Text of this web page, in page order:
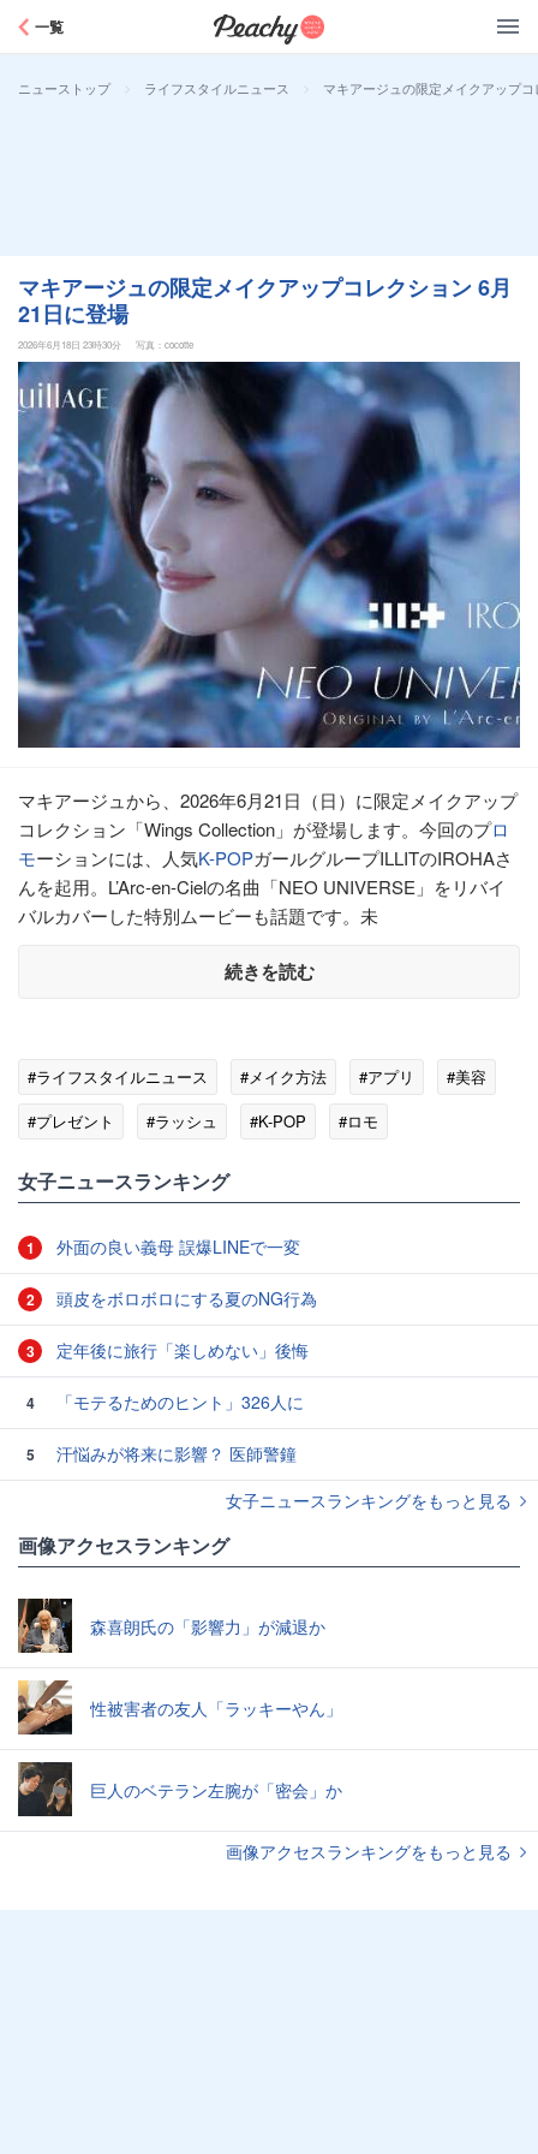
一覧
ニューストップ > ライフスタイルニュース > マキアージュの限定メイクアップ
マキアージュの限定メイクアップコレクション 6月
21日に登場
2026年6月18日 23時30分 写真：cocotte
マキアージュから、2026年6月21日（日）に限定メイクアップ
コレクション「Wings Collection」が登場します。今回のプロ
モーションには、人気K-POPガールグループILLITのIROHAさ
んを起用。L’Arc-en-Cielの名曲「NEO UNIVERSE」をリバイ
バルカバーした特別ムービーも話題です。未
続きを読む
#ライフスタイルニュース #メイク方法 #アプリ
#美容
#プレゼント
#ラッシュ #K-POP #ロモ
女子ニュースランキング
1 外面の良い義母 誤爆LINEで一変
2 頭皮をボロボロにする夏のNG行為
3 定年後に旅行「楽しめない」後悔
4 「モテるためのヒント」326人に
5
汗悩みが将来に影響？ 医師警鐘
女子ニュースランキングをもっと見る
画像アクセスランキング
森喜朗氏の「影響力」が減退か
性被害者の友人「ラッキーやん」
巨人のベテラン左腕が「密会」か
画像アクセスランキングをもっと見る